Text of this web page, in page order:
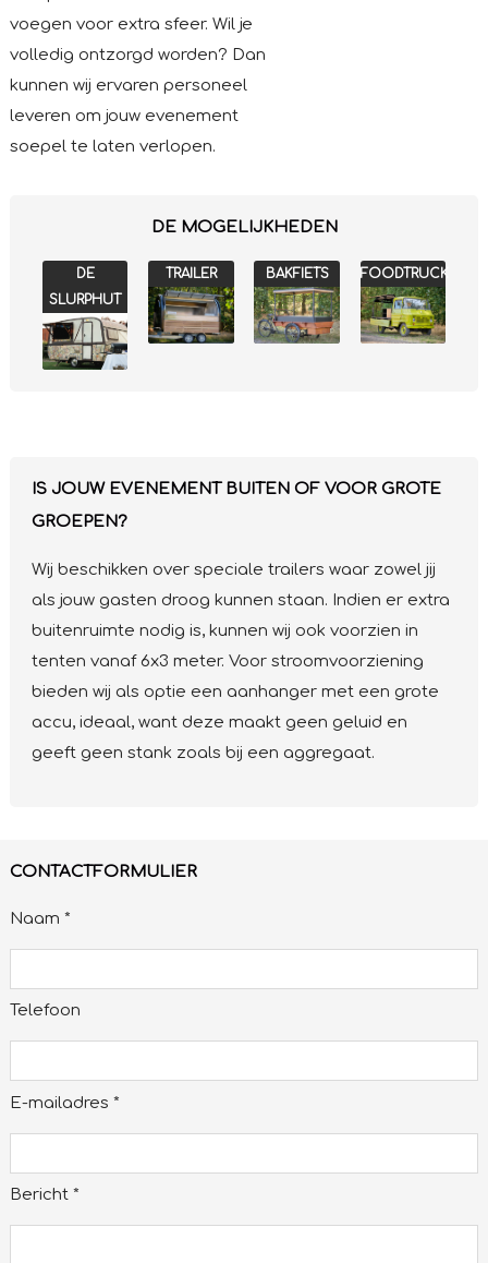
voegen voor extra sfeer. Wil je
volledig ontzorgd worden? Dan
kunnen wij ervaren personeel
leveren om jouw evenement
soepel te laten verlopen.
DE MOGELIJKHEDEN
DE
SLURPHUT
TRAILER BAKFIETS FOODTRUCK
IS JOUW EVENEMENT BUITEN OF VOOR GROTE
GROEPEN?
Wij beschikken over speciale trailers waar zowel jij
als jouw gasten droog kunnen staan. Indien er extra
buitenruimte nodig is, kunnen wij ook voorzien in
tenten vanaf 6x3 meter. Voor stroomvoorziening
bieden wij als optie een aanhanger met een grote
accu, ideaal, want deze maakt geen geluid en
geeft geen stank zoals bij een aggregaat.
CONTACTFORMULIER
Naam *
Telefoon
E-mailadres *
Bericht *